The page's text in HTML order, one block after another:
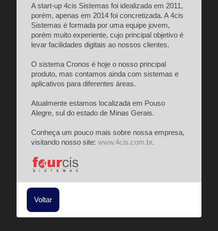
A start-up 4cis Sistemas foi idealizada em 2011,
porém, apenas em 2014 foi concretizada. A 4cis
Sistemas é formada por uma equipe jovem,
porém muito experiente, cujo principal objetivo é
levar facilidades digitais ao nossos clientes.
O sistema Cronos é hoje o nosso principal
produto, mas contamos ainda com sistemas e
aplicativos para diferentes áreas.
Atualmente estamos localizada em Pouso
Alegre, sul do estado de Minas Gerais.
Conheça um pouco mais sobre nossa empresa,
visitando nosso site: www.4cis.com.br.